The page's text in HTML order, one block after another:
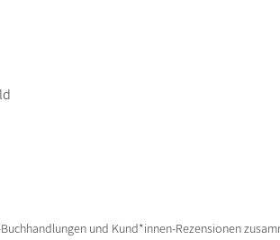
und Kund*innen-Rezensionen